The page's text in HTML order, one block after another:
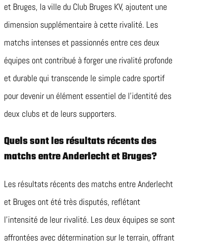
et Bruges, la ville du Club Bruges KV, ajoutent une
dimension supplémentaire à cette rivalité. Les
matchs intenses et passionnés entre ces deux
équipes ont contribué à forger une rivalité profonde
et durable qui transcende le simple cadre sportif
pour devenir un élément essentiel de l’identité des
deux clubs et de leurs supporters.
Quels sont les résultats récents des
matchs entre Anderlecht et Bruges?
Les résultats récents des matchs entre Anderlecht
et Bruges ont été très disputés, reflétant
l’intensité de leur rivalité. Les deux équipes se sont
affrontées avec détermination sur le terrain, offrant